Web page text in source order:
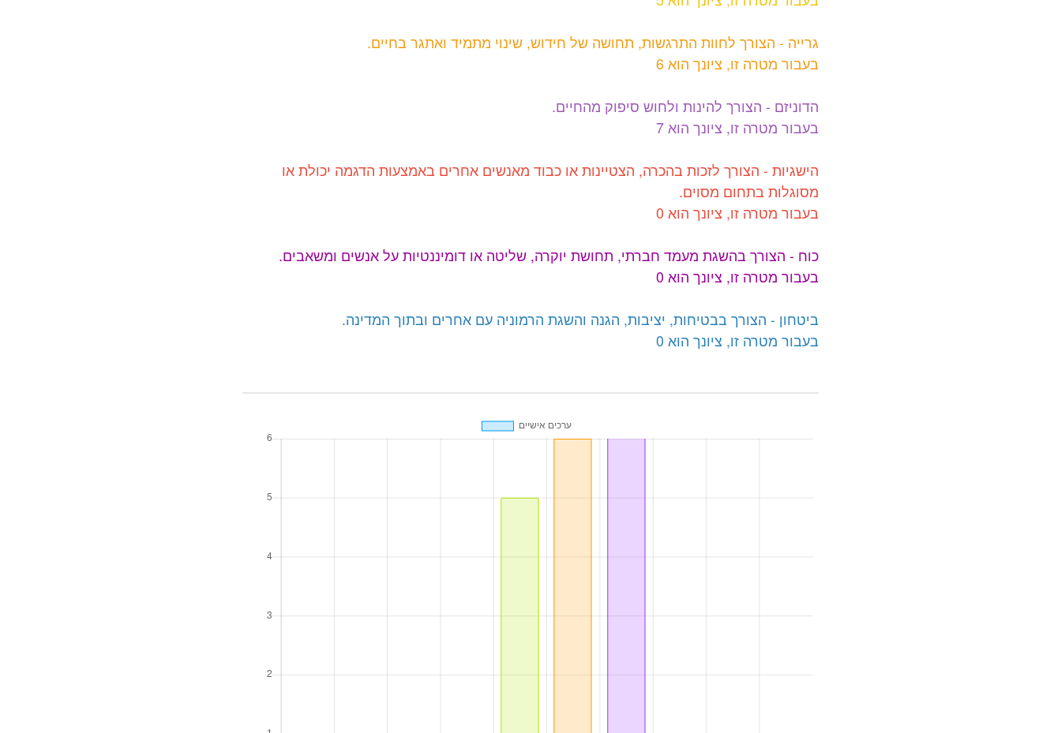
גרייה - הצורך לחוות התרגשות, תחושה של חידוש, שינוי מתמיד ואתגר בחיים.
בעבור מטרה זו, ציונך הוא 6
הדוניזם - הצורך להינות ולחוש סיפוק מהחיים.
בעבור מטרה זו, ציונך הוא 7
הישגיות - הצורך לזכות בהכרה, הצטיינות או כבוד מאנשים אחרים באמצעות הדגמה יכולת או
מסוגלות בתחום מסוים.
בעבור מטרה זו, ציונך הוא 0
כוח - הצורך בהשגת מעמד חברתי, תחושת יוקרה, שליטה או דומיננטיות על אנשים ומשאבים.
בעבור מטרה זו, ציונך הוא 0
ביטחון - הצורך בבטיחות, יציבות, הגנה והשגת הרמוניה עם אחרים ובתוך המדינה.
בעבור מטרה זו, ציונך הוא 0